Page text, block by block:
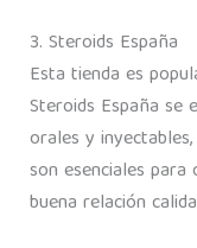
3. Steroids España
Esta tienda es
Steroids España se
orales y
son esenciales
buena relación